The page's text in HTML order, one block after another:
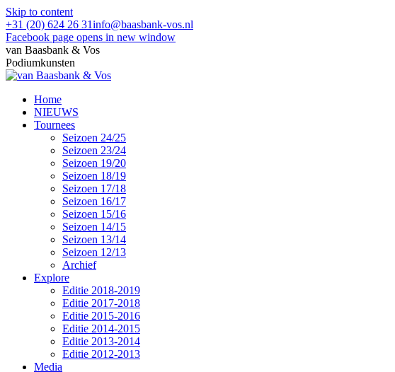
Skip to content
+31 (20) 624 26 31info@baasbank-vos.nl
Facebook page opens in new window
van Baasbank & Vos
Podiumkunsten
Home
NIEUWS
Tournees
Seizoen 24/25
Seizoen 23/24
Seizoen 19/20
Seizoen 18/19
Seizoen 17/18
Seizoen 16/17
Seizoen 15/16
Seizoen 14/15
Seizoen 13/14
Seizoen 12/13
Archief
Explore
Editie 2018-2019
Editie 2017-2018
Editie 2015-2016
Editie 2014-2015
Editie 2013-2014
Editie 2012-2013
Media